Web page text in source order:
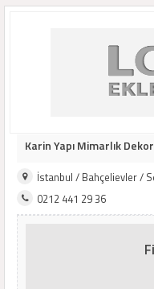
Karin Yapı Mimarlık
İstanbul / Bahçelievler /
0212 441 29 36